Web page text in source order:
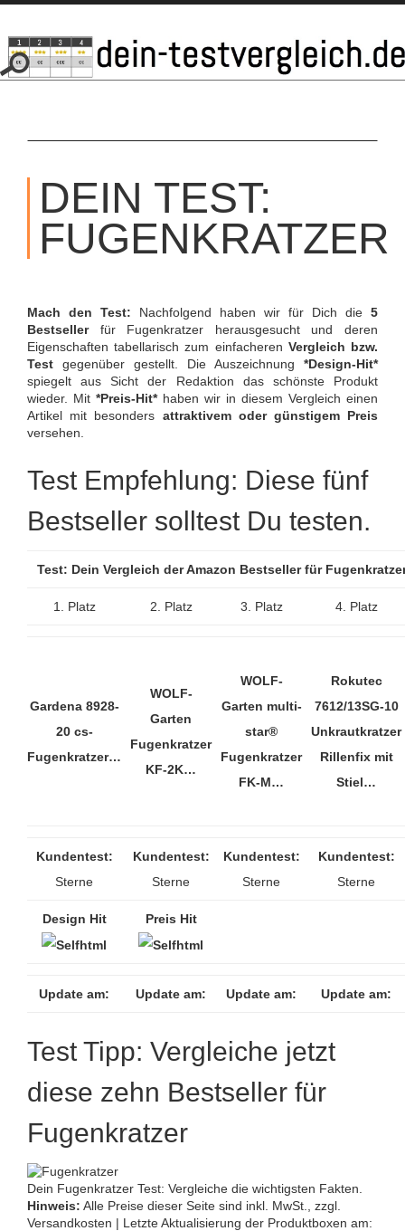
SKIP
CONTENT
DEIN TEST:
FUGENKRATZER
Mach den Test: Nachfolgend haben wir für Dich die 5
Bestsellerfür Fugenkratzer herausgesucht und deren
Eigenschaften tabellarisch zum einfacheren Vergleich bzw.
Test gegenüber gestellt. Die Auszeichnung *Design-Hit*
spiegelt aus Sicht der Redaktion das schönste Produkt
wieder. Mit *Preis-Hit*haben wir in diesem Vergleich einen
Artikel mit besonders attraktivem oder günstigem Preis
versehen.
Test Empfehlung: Diese fünf
Bestseller solltest Du testen.
Test: Dein Vergleich der Amazon Bestseller für
1. Platz 2. Platz 3. Platz 4. Platz
Gardena 8928-
20 cs-
Fugenkratzer…
WOLF-
Garten
Fugenkratzer
KF-2K…
WOLF-
Garten multi-
star®
Fugenkratzer
FK-M…
Rokutec
7612/13SG-10
Unkrautkratzer
Rillenfix mit
Stiel…
Kundentest:
Sterne
Kundentest:
Sterne
Kundentest:
Sterne
Kundentest:
Sterne
Design Hit Preis Hit
Update am: Update am: Update am: Update am:
Test Tipp: Vergleiche jetzt
diese zehn Bestseller für
Fugenkratzer
Dein Fugenkratzer Test: Vergleiche die wichtigsten Fakten.
Hinweis: Alle Preise dieser Seite sind inkl. MwSt., zzgl.
Versandkosten | Letzte Aktualisierung der Produktboxen am: